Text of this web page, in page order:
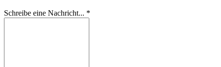
Schreibe eine Nachricht... *